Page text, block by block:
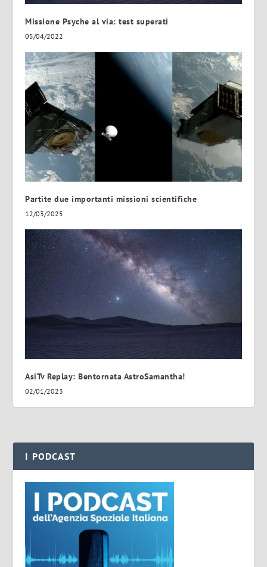
Missione Psyche al via: test superati
05/04/2022
Partite due importanti missioni scientifiche
12/03/2025
AsiTv Replay: Bentornata AstroSamantha!
02/01/2023
I PODCAST